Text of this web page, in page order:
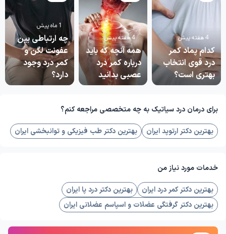
کدام پماد کمر
درد قوی انتخاب
بهتری است؟
4 هفته پیش
همه آنچه که باید
درباره کمر درد
عصبی بدانید
4 هفته پیش
چه ارتباطی بین
عفونت لگن و
کمر درد وجود
دارد؟
1 ماه پیش
برای درمان درد سیاتیک به چه متخصصی مراجعه کنم؟
بهترین دکتر ارتوپد ایران بهترین دکتر طب فیزیکی و توانبخشی ایران
خدمات مورد نیاز من
بهترین دکتر کمر درد ایران
بهترین دکتر درد پا ایران
بهترین دکتر گرفتگی عضلات و اسپاسم عضلانی ایران